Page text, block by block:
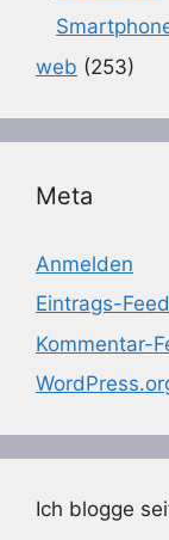
web (253)
Meta
Anmelden
Eintrags-Feed
Kommentar-
Ich blogge